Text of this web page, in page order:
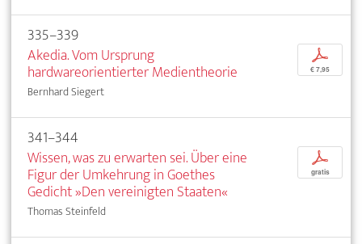
335–339
Akedia. Vom Ursprung
hardwareorientierter Medientheorie
Bernhard Siegert
p
€ 7,95
341–344
Wissen, was zu erwarten sei. Über eine
Figur der Umkehrung in Goethes
Gedicht »Den vereinigten Staaten«
Thomas Steinfeld
p
gratis